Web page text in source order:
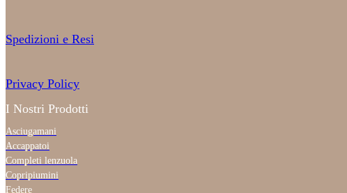
Spedizioni e Resi
Privacy Policy
I Nostri Prodotti
Asciugamani
Accappatoi
Completi lenzuola
Copripiumini
Federe